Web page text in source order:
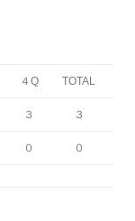
４Q TOTAL
３ ３
０ ０